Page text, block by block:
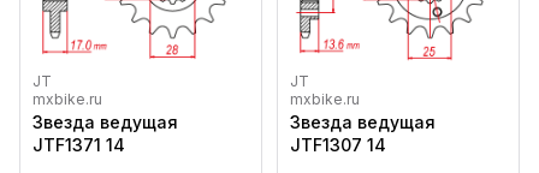
JT
mxbike.ru
Звезда ведущая
JTF1371 14
JT
mxbike.ru
Звезда ведущая
JTF1307 14